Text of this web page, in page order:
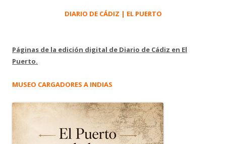
DIARIO DE CÁDIZ | EL PUERTO
Páginas de la edición digital de Diario de Cádiz en El
Puerto.
MUSEO CARGADORES A INDIAS